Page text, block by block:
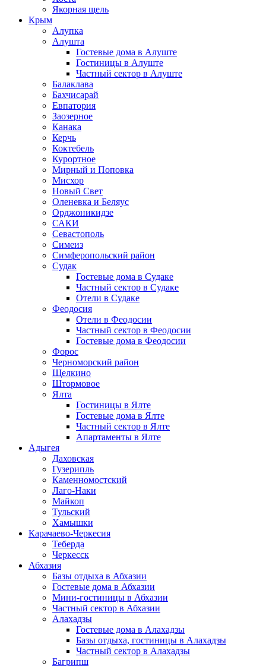
Якорная щель
Крым
Алупка
Алушта
Гостевые дома в Алуште
Гостиницы в Алуште
Частный сектор в Алуште
Балаклава
Бахчисарай
Евпатория
Заозерное
Канака
Керчь
Коктебель
Курортное
Мирный и Поповка
Мисхор
Новый Свет
Оленевка и Беляус
Орджоникидзе
САКИ
Севастополь
Симеиз
Симферопольский район
Судак
Гостевые дома в Судаке
Частный сектор в Судаке
Отели в Судаке
Феодосия
Отели в Феодосии
Частный сектор в Феодосии
Гостевые дома в Феодосии
Форос
Черноморский район
Щелкино
Штормовое
Ялта
Гостиницы в Ялте
Гостевые дома в Ялте
Частный сектор в Ялте
Апартаменты в Ялте
Адыгея
Даховская
Гузерипль
Каменномостский
Лаго-Наки
Майкоп
Тульский
Хамышки
Карачаево-Черкесия
Теберда
Черкесск
Абхазия
Базы отдыха в Абхазии
Гостевые дома в Абхазии
Мини-гостиницы в Абхазии
Частный сектор в Абхазии
Алахадзы
Гостевые дома в Алахадзы
Базы отдыха, гостиницы в Алахадзы
Частный сектор в Алахадзы
Багрипш